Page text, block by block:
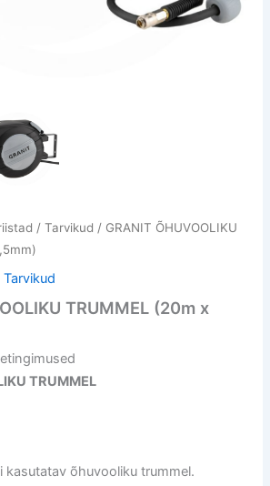
/ Tarvikud / GRANIT ÕHUVOOLIKU
TRUMMEL (20m x
TRUMMEL
kasutatav õhuvooliku trummel.